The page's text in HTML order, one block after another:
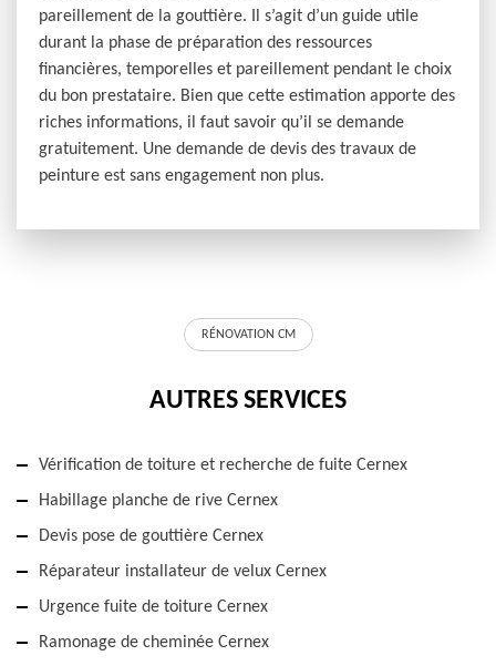
pareillement de la gouttière. Il s’agit d’un guide utile
durant la phase de préparation des ressources
financières, temporelles et pareillement pendant le choix
du bon prestataire. Bien que cette estimation apporte des
riches informations, il faut savoir qu’il se demande
gratuitement. Une demande de devis des travaux de
peinture est sans engagement non plus.
RÉNOVATION CM
AUTRES SERVICES
Vérification de toiture et recherche de fuite Cernex
Habillage planche de rive Cernex
Devis pose de gouttière Cernex
Réparateur installateur de velux Cernex
Urgence fuite de toiture Cernex
Ramonage de cheminée Cernex